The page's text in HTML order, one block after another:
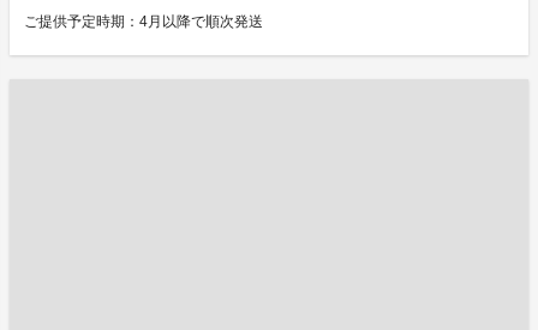
ご提供予定時期：4月以降で順次発送